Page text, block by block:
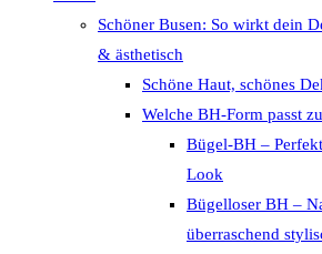
the
panel.
Schöner Busen: So wirkt dein
& ästhetisch
Schöne Haut, schönes
Welche BH-Form passt
Bügel-BH –
Look
Bügelloser BH –
überraschend